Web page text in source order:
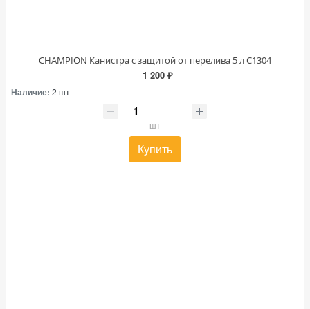
CHAMPION Канистра с защитой от перелива 5 л C1304
1 200 ₽
Наличие: 2 шт
шт
Купить